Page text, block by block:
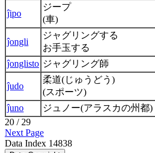
ĵipo
ジープ
(車)
ĵongli
ジャグリングする
お手玉する
ĵonglisto ジャグリング師
ĵudo
柔道(じゅうどう)
(スポーツ)
ĵuno
ジュノー(アラスカの州都)
20 / 29
Next Page
Data Index 14838